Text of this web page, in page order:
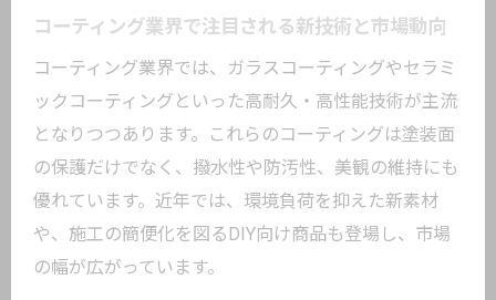
コーティング業界で注目される新技術と市場動向
コーティング業界では、ガラスコーティングやセラミ
ックコーティングといった高耐久・高性能技術が主流
となりつつあります。これらのコーティングは塗装面
の保護だけでなく、撥水性や防汚性、美観の維持にも
優れています。近年では、環境負荷を抑えた新素材
や、施工の簡便化を図るDIY向け商品も登場し、市場
の幅が広がっています。